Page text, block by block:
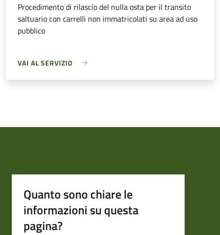
Procedimento di rilascio del nulla osta per il transito
saltuario con carrelli non immatricolati su area ad uso
pubblico
VAI AL SERVIZIO
Quanto sono chiare le
informazioni su questa
pagina?